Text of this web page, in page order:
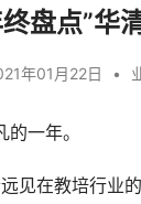
终盘点”
年01月22日 •
一年。
见在教培行业